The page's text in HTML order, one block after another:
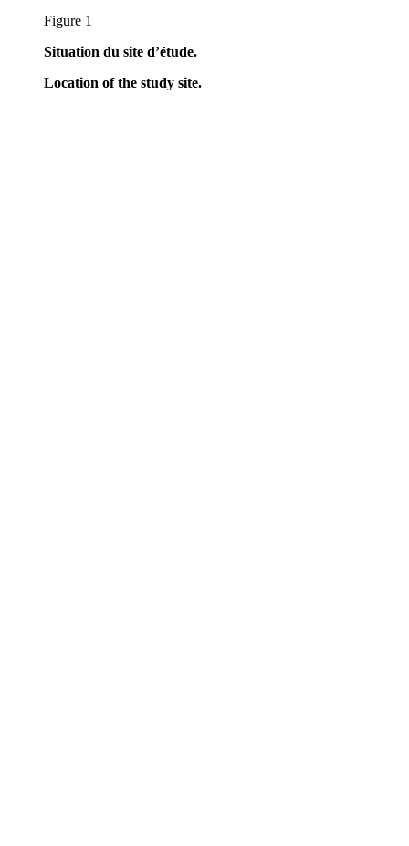
Figure 1
Situation du site d’étude.
Location of the study site.